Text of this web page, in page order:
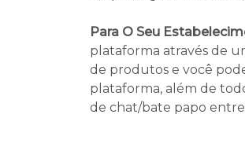
Para O Seu
plataforma através de
de produtos e você
plataforma, além de
de chat/bate papo entre